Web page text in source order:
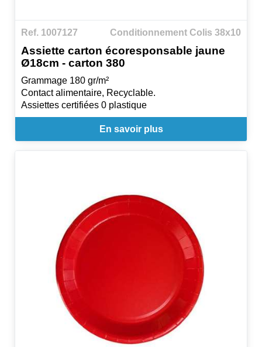
Ref. 1007127 Conditionnement Colis 38x10
Assiette carton écoresponsable jaune
Ø18cm - carton 380
Grammage 180 gr/m²
Contact alimentaire, Recyclable.
Assiettes certifiées 0 plastique
En savoir plus